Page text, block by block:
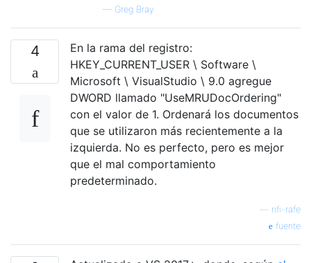
— Greg Bray
4
En la rama del registro:
HKEY_CURRENT_USER \ Software \
Microsoft \ VisualStudio \ 9.0 agregue
DWORD llamado "UseMRUDocOrdering"
con el valor de 1. Ordenará los documentos
que se utilizaron más recientemente a la
izquierda. No es perfecto, pero es mejor
que el mal comportamiento
predeterminado.
rifi-rafe
fuente